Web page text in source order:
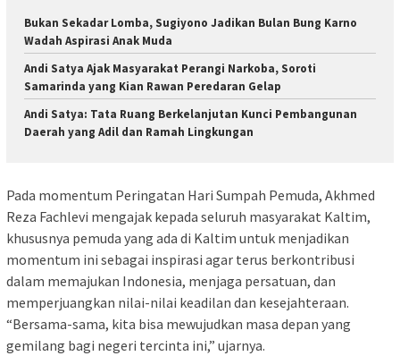
Bukan Sekadar Lomba, Sugiyono Jadikan Bulan Bung Karno
Wadah Aspirasi Anak Muda
Andi Satya Ajak Masyarakat Perangi Narkoba, Soroti
Samarinda yang Kian Rawan Peredaran Gelap
Andi Satya: Tata Ruang Berkelanjutan Kunci Pembangunan
Daerah yang Adil dan Ramah Lingkungan
Pada momentum Peringatan Hari Sumpah Pemuda, Akhmed
Reza Fachlevi mengajak kepada seluruh masyarakat Kaltim,
khususnya pemuda yang ada di Kaltim untuk menjadikan
momentum ini sebagai inspirasi agar terus berkontribusi
dalam memajukan Indonesia, menjaga persatuan, dan
memperjuangkan nilai-nilai keadilan dan kesejahteraan.
“Bersama-sama, kita bisa mewujudkan masa depan yang
gemilang bagi negeri tercinta ini,” ujarnya.